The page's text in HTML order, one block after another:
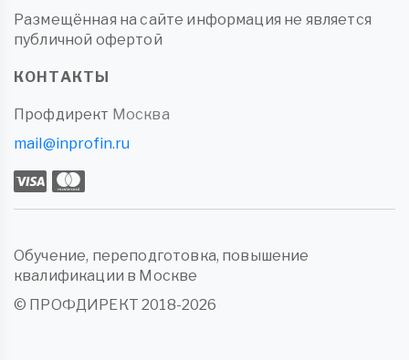
Размещённая на сайте информация не является
публичной офертой
КОНТАКТЫ
Профдирект Москва
mail@inprofin.ru
Обучение, переподготовка, повышение
квалификации в Москве
© ПРОФДИРЕКТ 2018-2026